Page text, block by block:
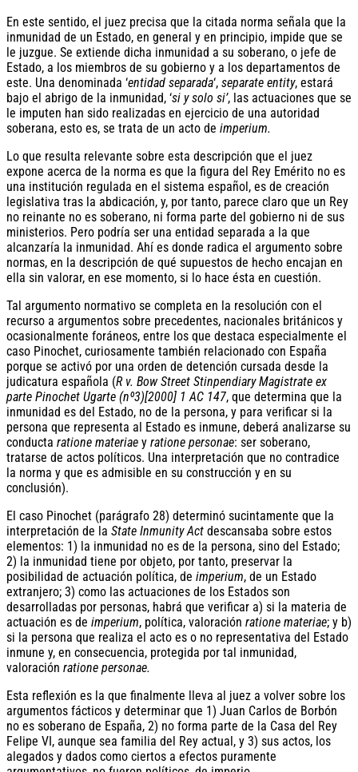
En este sentido, el juez precisa que la citada norma señala que la
inmunidad de un Estado, en general y en principio, impide que se
le juzgue. Se extiende dicha inmunidad a su soberano, o jefe de
Estado, a los miembros de su gobierno y a los departamentos de
este. Una denominada ‘entidad separada‘, separate entity, estará
bajo el abrigo de la inmunidad, ‘si y solo si’, las actuaciones que se
le imputen han sido realizadas en ejercicio de una autoridad
soberana, esto es, se trata de un acto de imperium.
Lo que resulta relevante sobre esta descripción que el juez
expone acerca de la norma es que la figura del Rey Emérito no es
una institución regulada en el sistema español, es de creación
legislativa tras la abdicación, y, por tanto, parece claro que un Rey
no reinante no es soberano, ni forma parte del gobierno ni de sus
ministerios. Pero podría ser una entidad separada a la que
alcanzaría la inmunidad. Ahí es donde radica el argumento sobre
normas, en la descripción de qué supuestos de hecho encajan en
ella sin valorar, en ese momento, si lo hace ésta en cuestión.
Tal argumento normativo se completa en la resolución con el
recurso a argumentos sobre precedentes, nacionales británicos y
ocasionalmente foráneos, entre los que destaca especialmente el
caso Pinochet, curiosamente también relacionado con España
porque se activó por una orden de detención cursada desde la
judicatura española (R v. Bow Street Stinpendiary Magistrate ex
parte Pinochet Ugarte (nº3)[2000] 1 AC 147, que determina que la
inmunidad es del Estado, no de la persona, y para verificar si la
persona que representa al Estado es inmune, deberá analizarse su
conducta ratione materiae y ratione personae: ser soberano,
tratarse de actos políticos. Una interpretación que no contradice
la norma y que es admisible en su construcción y en su
conclusión).
El caso Pinochet (parágrafo 28) determinó sucintamente que la
interpretación de la State Inmunity Act descansaba sobre estos
elementos: 1) la inmunidad no es de la persona, sino del Estado;
2) la inmunidad tiene por objeto, por tanto, preservar la
posibilidad de actuación política, de imperium, de un Estado
extranjero; 3) como las actuaciones de los Estados son
desarrolladas por personas, habrá que verificar a) si la materia de
actuación es de imperium, política, valoración ratione materiae; y b)
si la persona que realiza el acto es o no representativa del Estado
inmune y, en consecuencia, protegida por tal inmunidad,
valoración ratione personae.
Esta reflexión es la que finalmente lleva al juez a volver sobre los
argumentos fácticos y determinar que 1) Juan Carlos de Borbón
no es soberano de España, 2) no forma parte de la Casa del Rey
Felipe VI, aunque sea familia del Rey actual, y 3) sus actos, los
alegados y dados como ciertos a efectos puramente